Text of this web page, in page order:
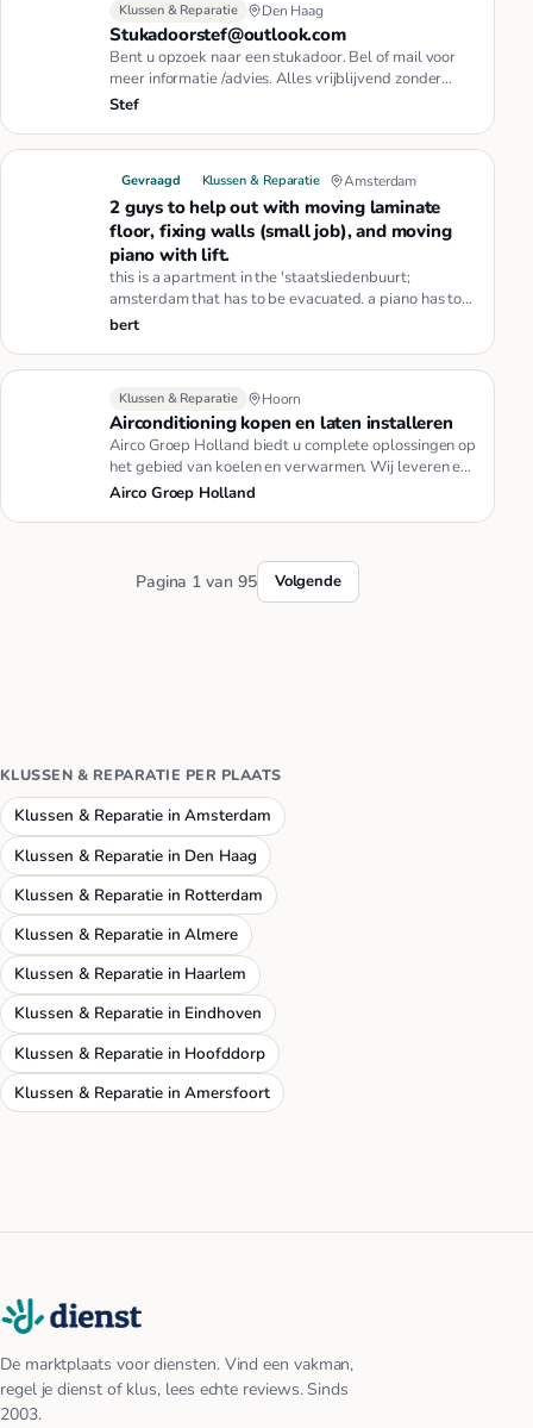
Klussen & Reparatie Den Haag
Stukadoorstef@outlook.com
Bent u opzoek naar een stukadoor. Bel of mail voor
meer informatie /advies. Alles vrijblijvend zonder
verplichtingen. Ui…
Stef
Gevraagd Klussen & Reparatie Amsterdam
2 guys to help out with moving laminate
floor, fixing walls (small job), and moving
piano with lift.
this is a apartment in the 'staatsliedenbuurt;
amsterdam that has to be evacuated. a piano has to
be moved (we will prov…
bert
Klussen & Reparatie Hoorn
Airconditioning kopen en laten installeren
Airco Groep Holland biedt u complete oplossingen op
het gebied van koelen en verwarmen. Wij leveren en
installeren airco…
Airco Groep Holland
Pagina 1 van 95 Volgende
KLUSSEN & REPARATIE PER PLAATS
Klussen & Reparatie in Amsterdam
Klussen & Reparatie in Den Haag
Klussen & Reparatie in Rotterdam
Klussen & Reparatie in Almere
Klussen & Reparatie in Haarlem
Klussen & Reparatie in Eindhoven
Klussen & Reparatie in Hoofddorp
Klussen & Reparatie in Amersfoort
De marktplaats voor diensten. Vind een vakman,
regel je dienst of klus, lees echte reviews. Sinds
2003.